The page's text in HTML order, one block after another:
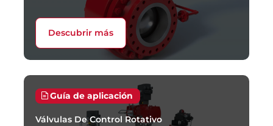
Descubrir más
Guía de aplicación
Válvulas De Control Rotativo